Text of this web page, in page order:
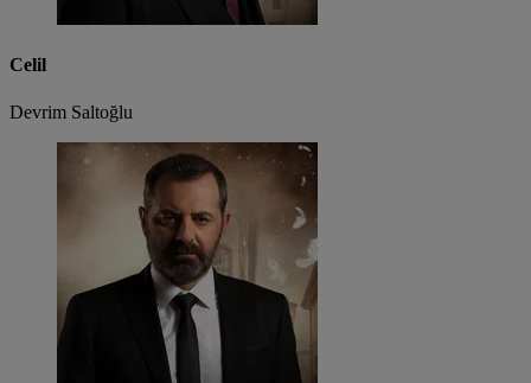
Celil
Devrim Saltoğlu